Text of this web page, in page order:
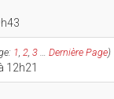
1, 2, 3 … Dernière Page)
12h21